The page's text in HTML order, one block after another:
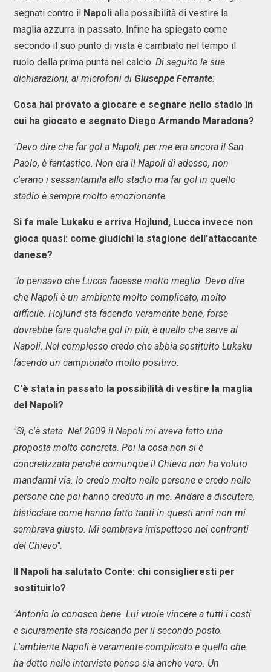
segnati contro il Napoli alla possibilità di vestire la
maglia azzurra in passato. Infine ha spiegato come
secondo il suo punto di vista è cambiato nel tempo il
ruolo della prima punta nel calcio. Di seguito le sue
dichiarazioni, ai microfoni di Giuseppe Ferrante:
Cosa hai provato a giocare e segnare nello stadio in
cui ha giocato e segnato Diego Armando Maradona?
"Devo dire che far gol a Napoli, per me era ancora il San
Paolo, è fantastico. Non era il Napoli di adesso, non
c'erano i sessantamila allo stadio ma far gol in quello
stadio è sempre molto emozionante.
Si fa male Lukaku e arriva Hojlund, Lucca invece non
gioca quasi: come giudichi la stagione dell'attaccante
danese?
"Io pensavo che Lucca facesse molto meglio. Devo dire
che Napoli è un ambiente molto complicato, molto
difficile. Hojlund sta facendo veramente bene, forse
dovrebbe fare qualche gol in più, è quello che serve al
Napoli. Nel complesso credo che abbia sostituito Lukaku
facendo un campionato molto positivo.
C'è stata in passato la possibilità di vestire la maglia
del Napoli?
"Sì, c'è stata. Nel 2009 il Napoli mi aveva fatto una
proposta molto concreta. Poi la cosa non si è
concretizzata perché comunque il Chievo non ha voluto
mandarmi via. Io credo molto nelle persone e credo nelle
persone che poi hanno creduto in me. Andare a discutere,
bisticciare come hanno fatto tanti in questi anni non mi
sembrava giusto. Mi sembrava irrispettoso nei confronti
del Chievo".
Il Napoli ha salutato Conte: chi consiglieresti per
sostituirlo?
"Antonio lo conosco bene. Lui vuole vincere a tutti i costi
e sicuramente sta rosicando per il secondo posto.
L'ambiente Napoli è veramente complicato e quello che
ha detto nelle interviste penso sia anche vero. Un